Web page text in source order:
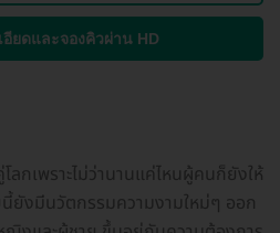
อียดและจองคิวผ่าน HD
ลกเพราะไม่ว่านานแค่ไหนผู้คนก็ยังให้
ยังมีนวัตกรรมความงามใหม่ๆ ออก